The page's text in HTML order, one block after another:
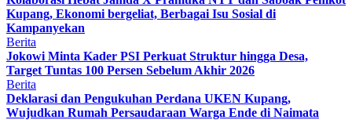
Kupang, Ekonomi bergeliat, Berbagai Isu Sosial di
Kampanyekan
Berita
Jokowi Minta Kader PSI Perkuat Struktur hingga Desa,
Target Tuntas 100 Persen Sebelum Akhir 2026
Berita
Deklarasi dan Pengukuhan Perdana UKEN Kupang,
Wujudkan Rumah Persaudaraan Warga Ende di Naimata